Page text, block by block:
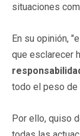
situaciones
En su opinión,
que esclarecer
todo el peso
Por ello, quiso